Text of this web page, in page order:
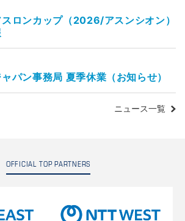
ロンカップ（2026/アスンシオン）
パン事務局 夏季休業（お知らせ）
ニュース一覧
OFFICIAL TOP PARTNERS